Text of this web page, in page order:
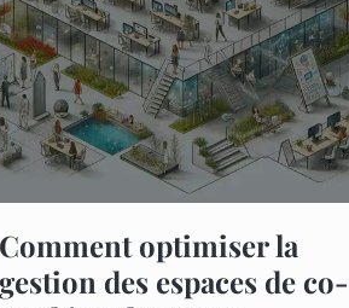
Comment optimiser la
gestion des espaces de co-